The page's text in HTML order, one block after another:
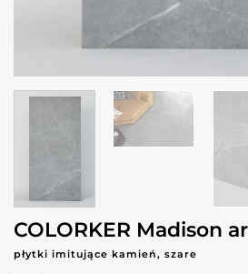
COLORKER Madison
płytki imitujące kamień, szare